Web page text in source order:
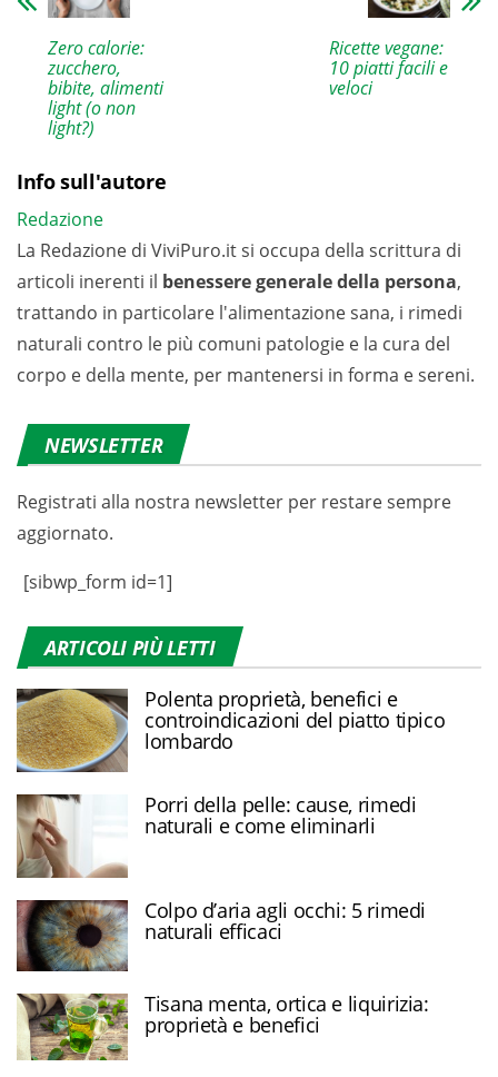
Zero calorie:
zucchero,
bibite, alimenti
light (o non
light?)
Ricette vegane:
10 piatti facili e
veloci
Info sull'autore
Redazione
La Redazione di ViviPuro.it si occupa della scrittura di
articoli inerenti il benessere generale della persona,
trattando in particolare l'alimentazione sana, i rimedi
naturali contro le più comuni patologie e la cura del
corpo e della mente, per mantenersi in forma e sereni.
NEWSLETTER
Registrati alla nostra newsletter per restare sempre
aggiornato.
[sibwp_form id=1]
ARTICOLI PIÙ LETTI
Polenta proprietà, benefici e
controindicazioni del piatto tipico
lombardo
Porri della pelle: cause, rimedi
naturali e come eliminarli
Colpo d’aria agli occhi: 5 rimedi
naturali efficaci
Tisana menta, ortica e liquirizia:
proprietà e benefici